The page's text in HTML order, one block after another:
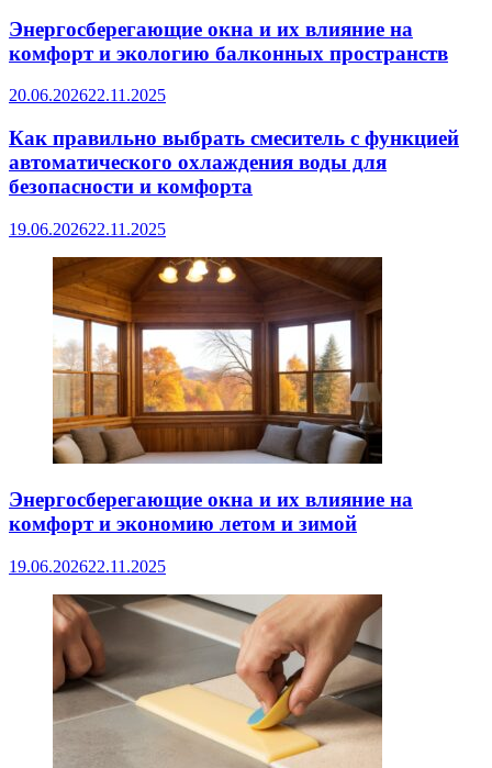
Энергосберегающие окна и их влияние на
комфорт и экологию балконных пространств
20.06.202622.11.2025
Как правильно выбрать смеситель с функцией
автоматического охлаждения воды для
безопасности и комфорта
19.06.202622.11.2025
Энергосберегающие окна и их влияние на
комфорт и экономию летом и зимой
19.06.202622.11.2025